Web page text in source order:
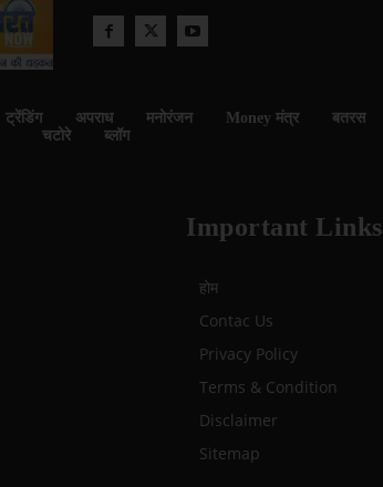
ट्रेंडिंग अपराध मनोरंजन Money मंत्र बतरस
चटोरे
ब्लॉग
Important Links
होम
Contac Us
Privacy Policy
Terms & Condition
Disclaimer
Sitemap